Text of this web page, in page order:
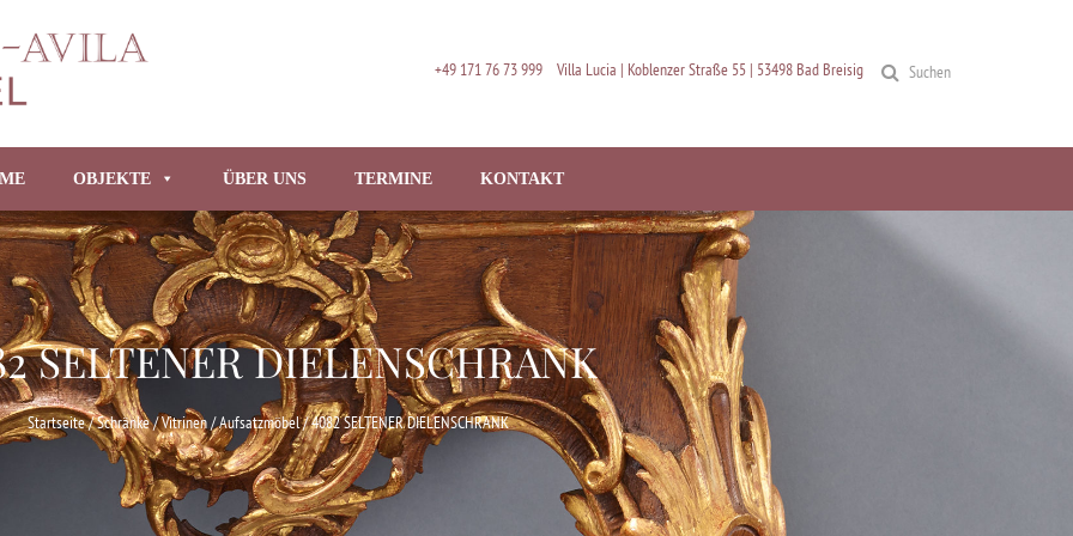
+49 171 76 73 999 Villa Lucia | Koblenzer Straße 55 | 53498 Bad Breisig Suchen
OBJEKTE ÜBER UNS TERMINE KONTAKT
SELTENER DIELENSCHRANK
Startseite/Schränke / Vitrinen / Aufsatzmöbel/ 4082 SELTENER DIELENSCHRANK